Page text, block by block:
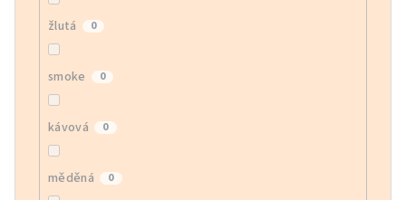
žlutá 0
smoke 0
kávová 0
měděná 0